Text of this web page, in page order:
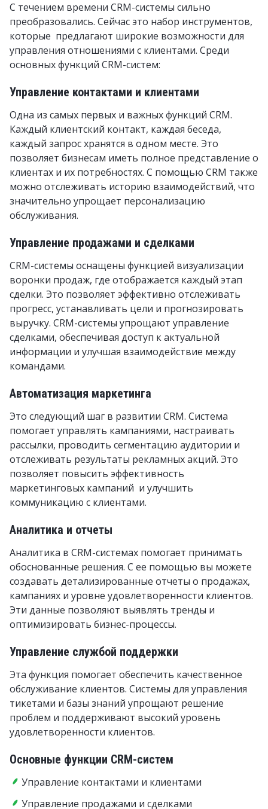
С течением времени CRM-системы сильно
преобразовались. Сейчас это набор инструментов,
которые предлагают широкие возможности для
управления отношениями с клиентами. Среди
основных функций CRM-систем:
Управление контактами и клиентами
Одна из самых первых и важных функций CRM.
Каждый клиентский контакт, каждая беседа,
каждый запрос хранятся в одном месте. Это
позволяет бизнесам иметь полное представление о
клиентах и их потребностях. С помощью CRM также
можно отслеживать историю взаимодействий, что
значительно упрощает персонализацию
обслуживания.
Управление продажами и сделками
CRM-системы оснащены функцией визуализации
воронки продаж, где отображается каждый этап
сделки. Это позволяет эффективно отслеживать
прогресс, устанавливать цели и прогнозировать
выручку. CRM-системы упрощают управление
сделками, обеспечивая доступ к актуальной
информации и улучшая взаимодействие между
командами.
Автоматизация маркетинга
Это следующий шаг в развитии CRM. Система
помогает управлять кампаниями, настраивать
рассылки, проводить сегментацию аудитории и
отслеживать результаты рекламных акций. Это
позволяет повысить эффективность
маркетинговых кампаний и улучшить
коммуникацию с клиентами.
Аналитика и отчеты
Аналитика в CRM-системах помогает принимать
обоснованные решения. С ее помощью вы можете
создавать детализированные отчеты о продажах,
кампаниях и уровне удовлетворенности клиентов.
Эти данные позволяют выявлять тренды и
оптимизировать бизнес-процессы.
Управление службой поддержки
Эта функция помогает обеспечить качественное
обслуживание клиентов. Системы для управления
тикетами и базы знаний упрощают решение
проблем и поддерживают высокий уровень
удовлетворенности клиентов.
Основные функции CRM-систем
Управление контактами и клиентами
Управление продажами и сделками